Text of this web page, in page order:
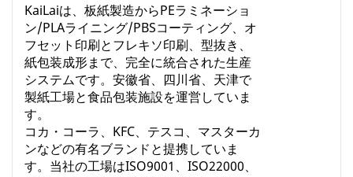
KaiLaiは、板紙製造からPEラミネーショ
ン/PLAライニング/PBSコーティング、オ
フセット印刷とフレキソ印刷、型抜き、
紙包装成形まで、完全に統合された生産
システムです。安徽省、四川省、天津で
製紙工場と食品包装施設を運営していま
す。
コカ・コーラ、KFC、テスコ、マスターカ
ンなどの有名ブランドと提携していま
す。当社の工場はISO9001、ISO22000、